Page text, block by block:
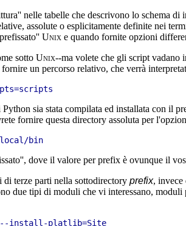
nelle tabelle che descrivono lo schema
assolute o esplicitamente definite nei
Unix e quando fornite opzioni
sotto Unix--ma volete che gli script vadano
fornire un percorso relativo, che verrà
sia stata compilata ed installata con il
fornire questa directory assoluta per
dove il valore per prefix è ovunque il
di terze parti nella sottodirectory prefix, invece
due tipi di moduli che vi interessano,